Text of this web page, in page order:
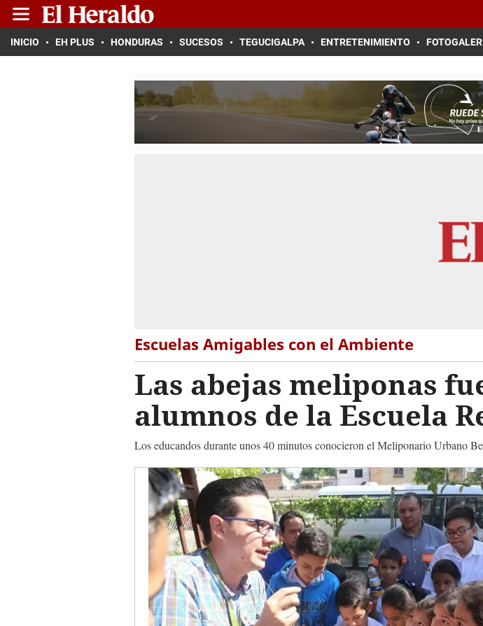
INICIO EH PLUS HONDURAS SUCESOS TEGUCIGALPA ENTRETENIMIENTO
Escuelas Amigables con el Ambiente
Las abejas meliponas
alumnos de la Escuela
Los educandos durante unos 40 minutos conocieron el Meliponario Urbano